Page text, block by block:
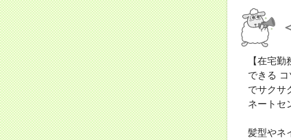
【在宅
できる
でサクサ
ネートセ
髪型やネ